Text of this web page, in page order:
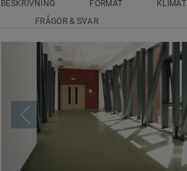
BESKRIVNING FORMAT
FRÅGOR & SVAR